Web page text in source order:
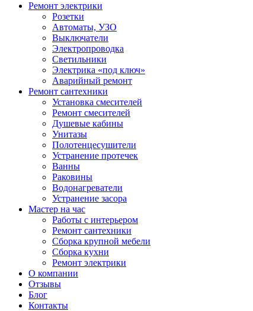
Ремонт электрики
Розетки
Автоматы, УЗО
Выключатели
Электропроводка
Светильники
Электрика «под ключ»
Аварийный ремонт
Ремонт сантехники
Установка смесителей
Ремонт смесителей
Душевые кабины
Унитазы
Полотенцесушители
Устранение протечек
Ванны
Раковины
Водонагреватели
Устранение засора
Мастер на час
Работы с интерьером
Ремонт сантехники
Сборка крупной мебели
Сборка кухни
Ремонт электрики
О компании
Отзывы
Блог
Контакты